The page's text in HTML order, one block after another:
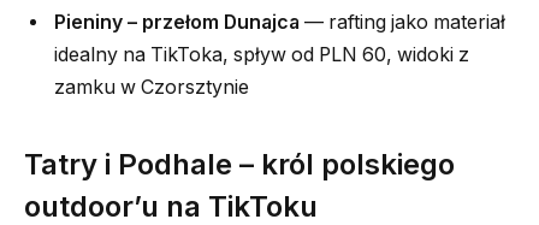
Pieniny – przełom Dunajca — rafting jako materiał
idealny na TikToka, spływ od PLN 60, widoki z
zamku w Czorsztynie
Tatry i Podhale – król polskiego
outdoor’u na TikToku